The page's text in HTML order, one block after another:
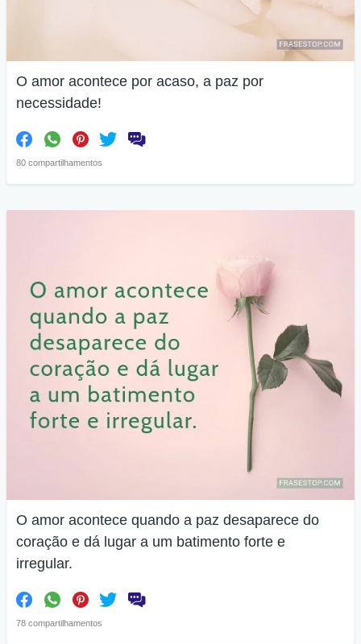
O amor acontece por acaso, a paz por
necessidade!
80 compartilhamentos
O amor acontece quando a paz desaparece do
coração e dá lugar a um batimento forte e
irregular.
78 compartilhamentos